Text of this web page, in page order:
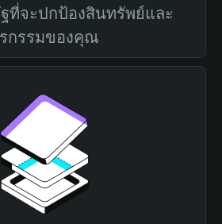
ที่จะปกป้องสินทรัพย์และ
กรรมของคุณ